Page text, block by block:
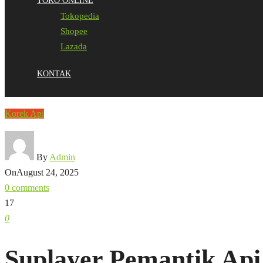
Tokopedia
Shopee
Lazada
KONTAK
Korek Api
By Admin
OnAugust 24, 2025
0 comments
17
0